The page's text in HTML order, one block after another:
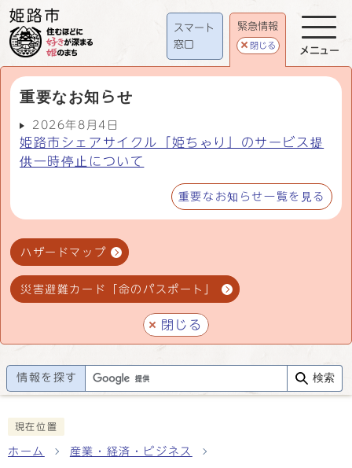
スマート
窓口
緊急情報
閉じる
重要なお知らせ
2026年8月4日
姫路市シェアサイクル「姫ちゃり」のサービス提
供一時停止について
重要なお知らせ一覧を見る
ハザードマップ
災害避難カード「命のパスポート」
閉じる
メニュー
情報を探す 検索
現在位置
ホーム 産業・経済・ビジネス